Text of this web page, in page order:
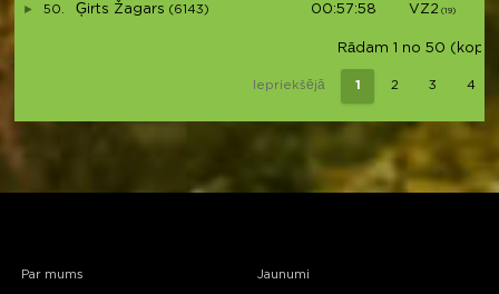
50. Ģirts Žagars (6143) 00:57:58 VZ2 (19)
Rādam 1 no 50
Iepriekšējā 1 2 3 4
Par mums Jaunumi